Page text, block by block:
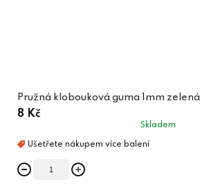
Pružná klobouková guma 1mm zelená
8 Kč
Skladem